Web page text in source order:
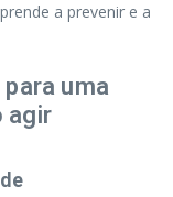
a prevenir e a
uma
agir